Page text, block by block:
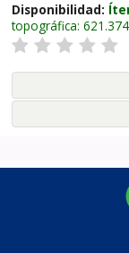
Disponibilidad:
topográfica: